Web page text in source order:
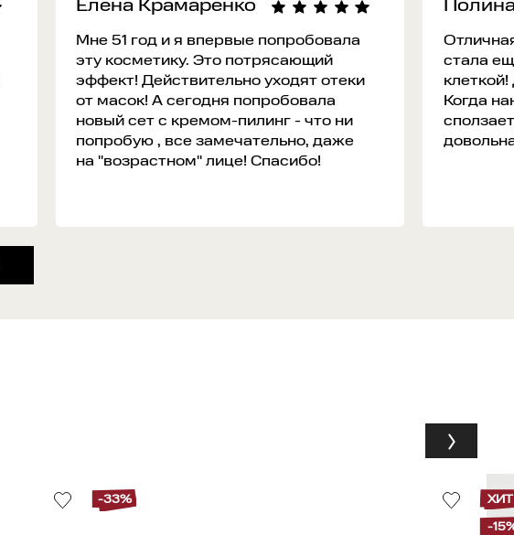
Елена Крамаренко
Мне 51 год и я впервые попробовала
эту косметику. Это потрясающий
эффект! Действительно уходят отеки
от масок! А сегодня попробовала
новый сет с кремом-пилинг - что ни
попробую , все замечательно, даже
на "возрастном" лице! Спасибо!
стала
клеткой!
Когда
-33% ХИТ
-